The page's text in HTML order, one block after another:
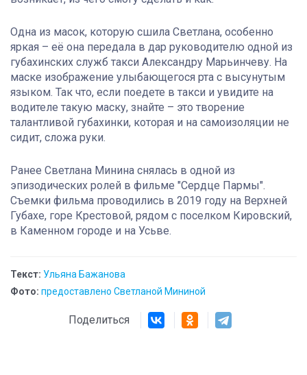
Одна из масок, которую сшила Светлана, особенно
яркая – её она передала в дар руководителю одной из
губахинских служб такси Александру Марьинчеву. На
маске изображение улыбающегося рта с высунутым
языком. Так что, если поедете в такси и увидите на
водителе такую маску, знайте – это творение
талантливой губахинки, которая и на самоизоляции не
сидит, сложа руки.
Ранее Светлана Минина снялась в одной из
эпизодических ролей в фильме "Сердце Пармы".
Съемки фильма проводились в 2019 году на Верхней
Губахе, горе Крестовой, рядом с поселком Кировский,
в Каменном городе и на Усьве.
Текст: Ульяна Бажанова
Фото: предоставлено Светланой Мининой
Поделиться